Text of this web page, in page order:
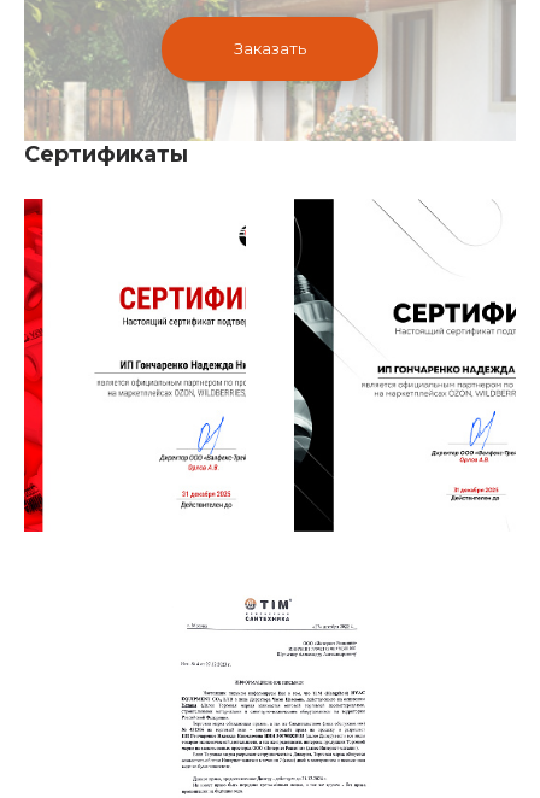
Заказать
Сертификаты